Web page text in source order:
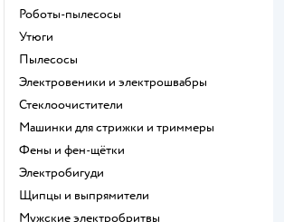
роботы-пылесосы
утюги
пылесосы
электровеники и электрошвабры
стеклоочистители
машинки для стрижки и триммеры
фены и фен-щётки
электробигуди
щипцы и выпрямители
мужские электробритвы